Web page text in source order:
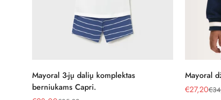
Pasirinkite parinktis
Mayoral 3-jų dalių komplektas
berniukams Capri.
Mayoral
Pardavimo
€27,20
Reguliari